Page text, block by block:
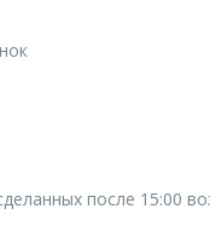
после 15:00